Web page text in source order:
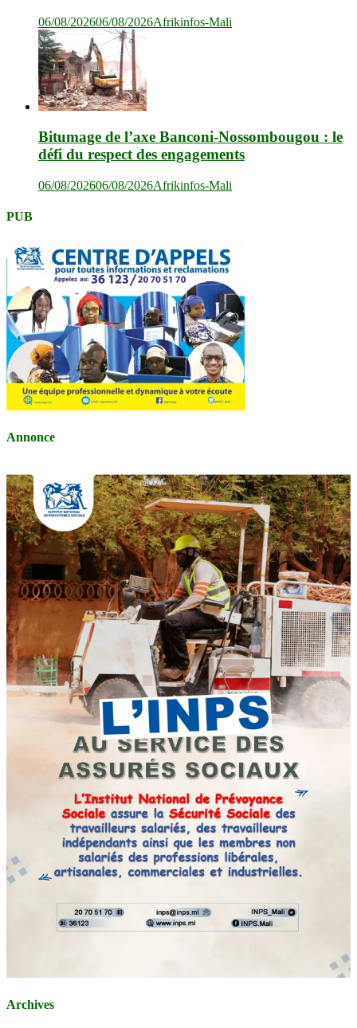
06/08/202606/08/2026Afrikinfos-Mali
Bitumage de l’axe Banconi-Nossombougou : le
défi du respect des engagements
06/08/202606/08/2026Afrikinfos-Mali
PUB
Annonce
Archives